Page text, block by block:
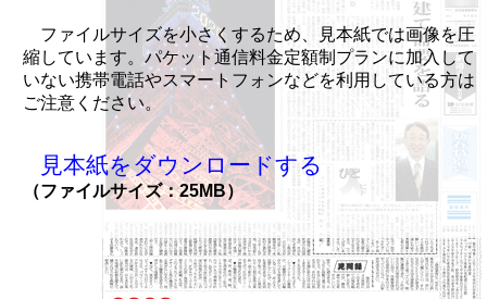
ファイルサイズを小さくするため、見本紙では画像を圧
縮しています。パケット通信料金定額制プランに加入して
いない携帯電話やスマートフォンなどを利用している方は
ご注意ください。
見本紙をダウンロードする
（ファイルサイズ：25MB）